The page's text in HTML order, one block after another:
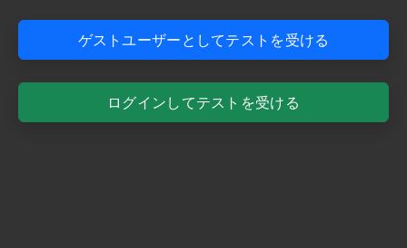
ゲストユーザーとしてテストを受ける
ログインしてテストを受ける